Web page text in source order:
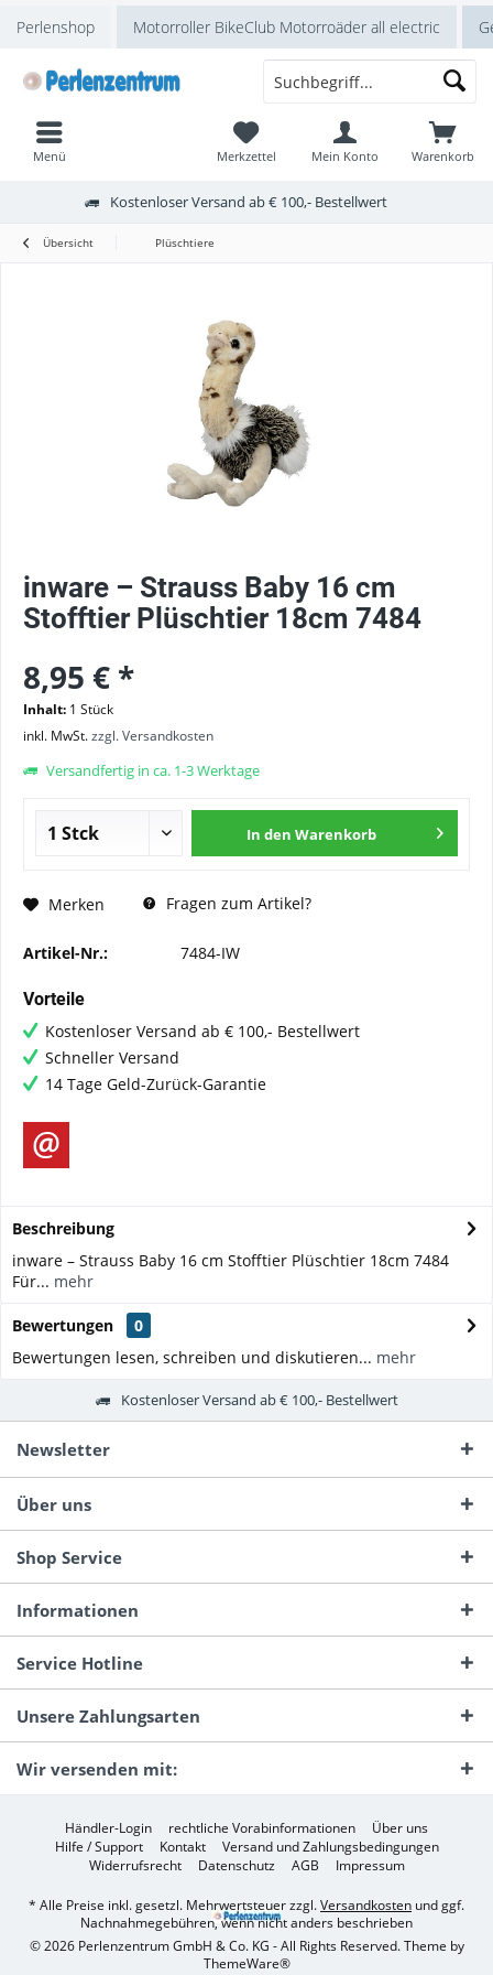
Perlenshop Motorroller BikeClub Motorroäder all electric
Kostenloser Versand ab € 100,- Bestellwert
Warenkorb
Merkzettel Mein Konto
Menü
Übersicht Plüschtiere
inware – Strauss Baby 16 cm
Stofftier Plüschtier 18cm 7484
8,95 € *
Inhalt: 1 Stück
inkl. MwSt.zzgl. Versandkosten
Versandfertig in ca. 1-3 Werktage
In den Warenkorb
Merken Fragen zum Artikel?
Artikel-Nr.: 7484-IW
Vorteile
Kostenloser Versand ab € 100,- Bestellwert
Schneller Versand
14 Tage Geld-Zurück-Garantie
Beschreibung
inware – Strauss Baby 16 cm Stofftier Plüschtier 18cm 7484
Für... mehr
Bewertungen
0
Bewertungen lesen, schreiben und diskutieren... mehr
Kostenloser Versand ab € 100,- Bestellwert
Newsletter
Über uns
Shop Service
Informationen
Service Hotline
Unsere Zahlungsarten
Wir versenden mit:
Händler-Login rechtliche Vorabinformationen
Über uns
Hilfe / Support
Kontakt
Versand und Zahlungsbedingungen
Widerrufsrecht
Datenschutz AGB Impressum
* Alle Preise inkl. gesetzl. Mehrwertsteuer zzgl.Versandkosten und ggf.
Nachnahmegebühren, wenn nicht anders beschrieben
© 2026 Perlenzentrum GmbH & Co. KG - All Rights Reserved. Theme by
ThemeWare®